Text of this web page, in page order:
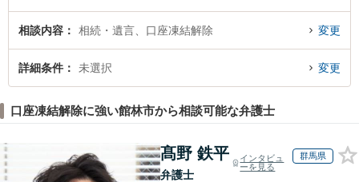
くの弁護士を検索したい』『初回相談無料で口座凍結解除を法律相談できる館
林市内の弁護士に相談予約したい』などでお困りの相談者さんにおすすめで
す。
相談内容 相続・遺言、口座凍結解除 変更
詳細条件 未選択 変更
口座凍結解除に強い館林市から相談可能な弁護士
髙野 鉄平
弁護士
インタビュ
ーを見る
群馬県